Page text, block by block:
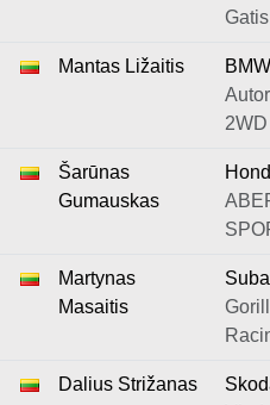
Mantas Ližaitis
2WD
Šarūnas
Gumauskas
Martynas
Masaitis
Dalius Strižanas